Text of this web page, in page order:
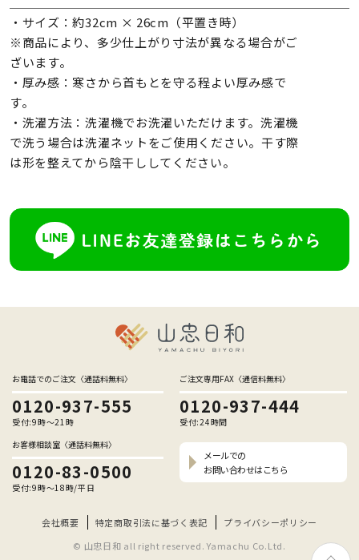
・サイズ：約32cm × 26cm（平置き時）
※商品により、多少仕上がり寸法が異なる場合がご
ざいます。
・厚み感：寒さから首もとを守る程よい厚み感で
す。
・洗濯方法：洗濯機でお洗濯いただけます。洗濯機
で洗う場合は洗濯ネットをご使用ください。干す際
は形を整えてから陰干ししてください。
お電話でのご注文〈通話料無料〉
0120-937-555
受付:9時〜21時
ご注文専用FAX〈通信料無料〉
0120-937-444
受付:24時間
お客様相談室〈通話料無料〉
0120-83-0500
受付:9時〜18時/平日
メールでの
お問い合わせはこちら
会社概要 特定商取引法に基づく表記
プライバシーポリシー
© 山忠日和 all right reserved. Yamachu Co.Ltd.